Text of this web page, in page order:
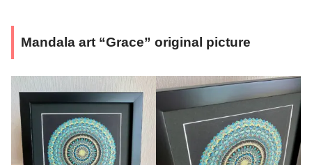
Mandala art “Grace” original picture